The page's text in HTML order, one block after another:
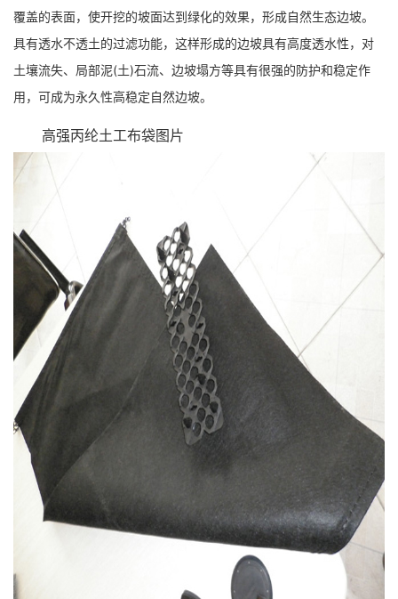
覆盖的表面，使开挖的坡面达到绿化的效果，形成自然生态边坡。
具有透水不透土的过滤功能，这样形成的边坡具有高度透水性，对
土壤流失、局部泥(土)石流、边坡塌方等具有很强的防护和稳定作
用，可成为永久性高稳定自然边坡。
高强丙纶土工布袋图片